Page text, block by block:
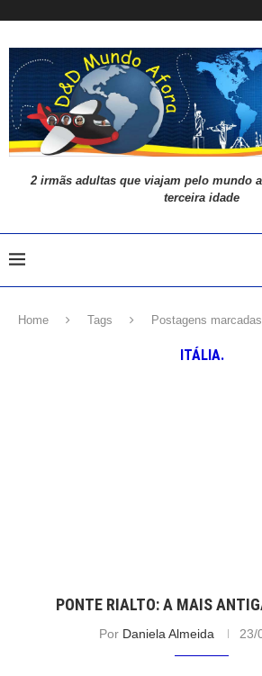
2 irmãs adultas que viajam pelo mundo
terceira idade
Home Tags Postagens
ITÁLIA.
PONTE RIALTO: A MAIS
Por Daniela Almeida 23/